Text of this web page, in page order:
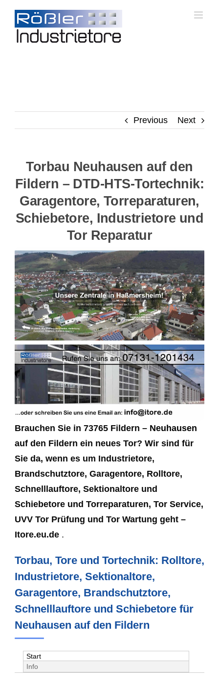
content
Previous Next
Torbau Neuhausen auf den
Fildern – DTD-HTS-Tortechnik:
Garagentore, Torreparaturen,
Schiebetore, Industrietore und
Tor Reparatur
Brauchen Sie in 73765 Fildern – Neuhausen
auf den Fildern ein neues Tor? Wir sind für
Sie da, wenn es um Industrietore,
Brandschutztore, Garagentore, Rolltore,
Schnelllauftore, Sektionaltore und
Schiebetore und Torreparaturen, Tor Service,
UVV Tor Prüfung und Tor Wartung geht –
Itore.eu.de .
Torbau, Tore und Tortechnik: Rolltore,
Industrietore, Sektionaltore,
Garagentore, Brandschutztore,
Schnelllauftore und Schiebetore für
Neuhausen auf den Fildern
Start
Info